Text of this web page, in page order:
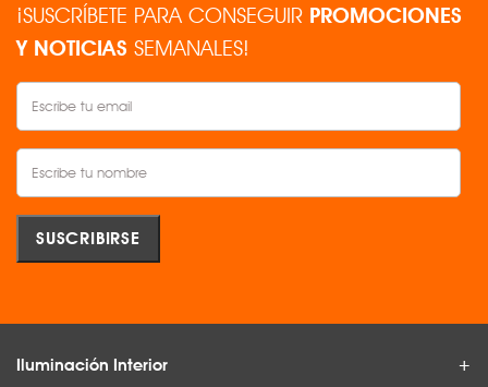
¡SUSCRÍBETE PARA CONSEGUIR PROMOCIONES
Y NOTICIAS SEMANALES!
Iluminación Interior